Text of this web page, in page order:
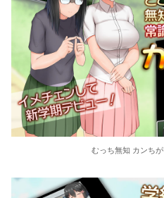
むっち無知 カンち